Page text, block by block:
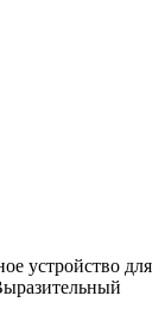
устройство для